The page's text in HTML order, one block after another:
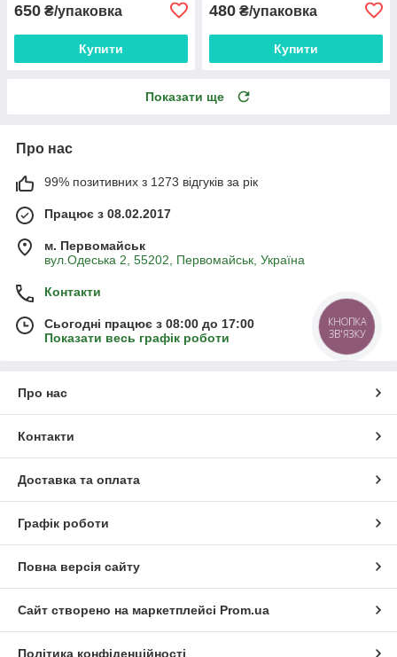
650 ₴/упаковка
Купити
480 ₴/упаковка
Купити
Показати ще
Про нас
99% позитивних з 1273 відгуків за рік
Працює з 08.02.2017
м. Первомайськ
вул.Одеська 2, 55202, Первомайськ, Україна
Контакти
Сьогодні працює з 08:00 до 17:00
Показати весь графік роботи
Про нас
Контакти
Доставка та оплата
Графік роботи
Повна версія сайту
Сайт створено на маркетплейсі Prom.ua
Політика конфіденційності
КНОПКА
ЗВ'ЯЗКУ